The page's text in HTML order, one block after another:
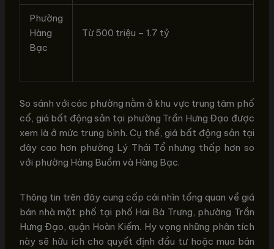
Phường
Hàng
Bạc
Từ 500 triệu – 1.7 tỷ
So sánh với các phường nằm ở khu vực trung tâm phố
cổ, giá bất động sản tại phường Trần Hưng Đạo được
xem là ở mức trung bình. Cụ thể, giá bất động sản tại
đây cao hơn phường Lý Thái Tổ nhưng thấp hơn so
với phường Hàng Buồm và Hàng Bạc.
Thông tin trên đây cung cấp cái nhìn tổng quan về giá
bán nhà mặt phố tại phố Hai Bà Trưng, phường Trần
Hưng Đạo, quận Hoàn Kiếm. Hy vọng những phân tích
này sẽ hữu ích cho quyết định đầu tư hoặc mua bán